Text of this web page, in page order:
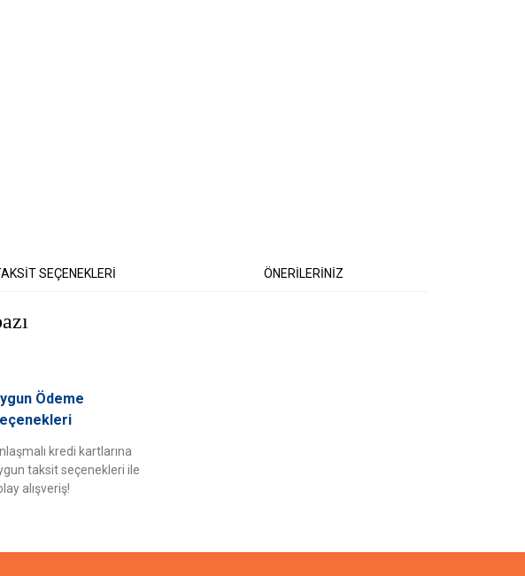
SEÇENEKLERİ ÖNERİLERİNİZ
Ödeme
kredi kartlarına
taksit seçenekleri ile
alışveriş!